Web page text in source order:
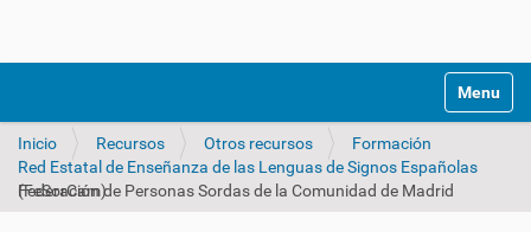
Mostrar/
Inicio Recursos Otros recursos
Formación
Red Estatal de Enseñanza de las Lenguas de Signos Españolas
Federación de Personas Sordas de la Comunidad de Madrid (FeSorCam)